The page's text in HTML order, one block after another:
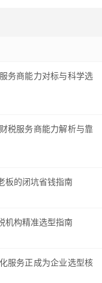
务商能力对标与科学选
税服务商能力解析与靠
板的闭坑省钱指南
机构精准选型指南
服务正成为企业选型核